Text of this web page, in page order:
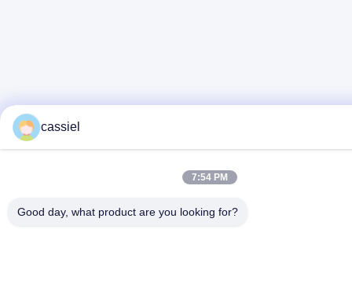
cassiel
7:54 PM
Good day, what product are you looking for?